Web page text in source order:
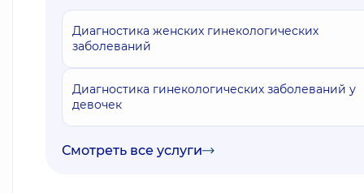
Диагностика женских гинекологических
заболеваний
Диагностика гинекологических заболеваний у
девочек
Смотреть все услуги